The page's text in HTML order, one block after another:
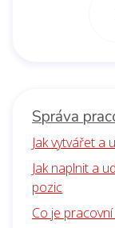
Správa
Jak vytvářet a
Jak naplnit a
pozic
Co je